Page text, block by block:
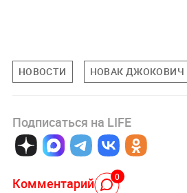
НОВОСТИ НОВАК ДЖОКОВИЧ
Подписаться на LIFE
Комментарий 0